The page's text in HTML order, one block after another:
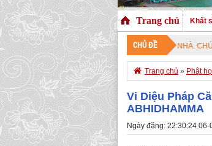
Trang chủ Khất
CHỦ ĐỀ
MỪNG QUÝ VỊ ĐÃ GHÉ THĂM TRANG NHÀ. CHÚC QUÝ
 Trang chủ » Phật
Vi Diệu Pháp
ABHIDHAMMA
Ngày đăng: 22:30:24